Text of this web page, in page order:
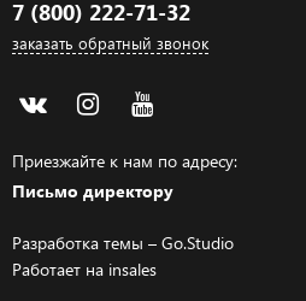
7 (800) 222-71-32
заказать обратный звонок
Приезжайте к нам по адресу:
Письмо директору
Разработка темы – Go.Studio
Работает на insales